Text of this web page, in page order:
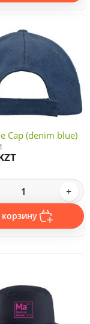
Cap (denim blue)
+